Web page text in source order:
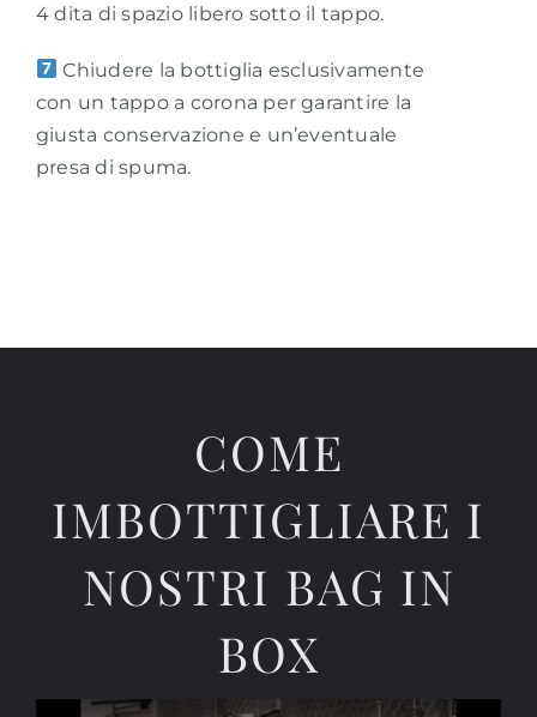
4 dita di spazio libero sotto il tappo.
Chiudere la bottiglia esclusivamente
con un tappo a corona per garantire la
giusta conservazione e un’eventuale
presa di spuma.
COME
IMBOTTIGLIARE I
NOSTRI BAG IN
BOX